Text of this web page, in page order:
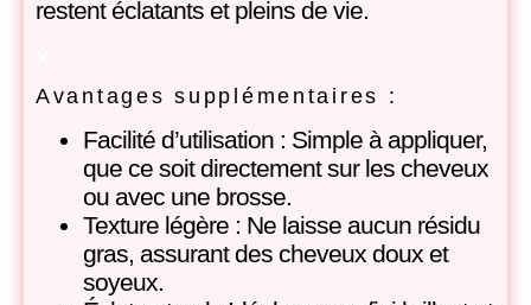
restent éclatants et pleins de vie.
Avantages supplémentaires :
Facilité d’utilisation : Simple à appliquer,
que ce soit directement sur les cheveux
ou avec une brosse.
Texture légère : Ne laisse aucun résidu
gras, assurant des cheveux doux et
soyeux.